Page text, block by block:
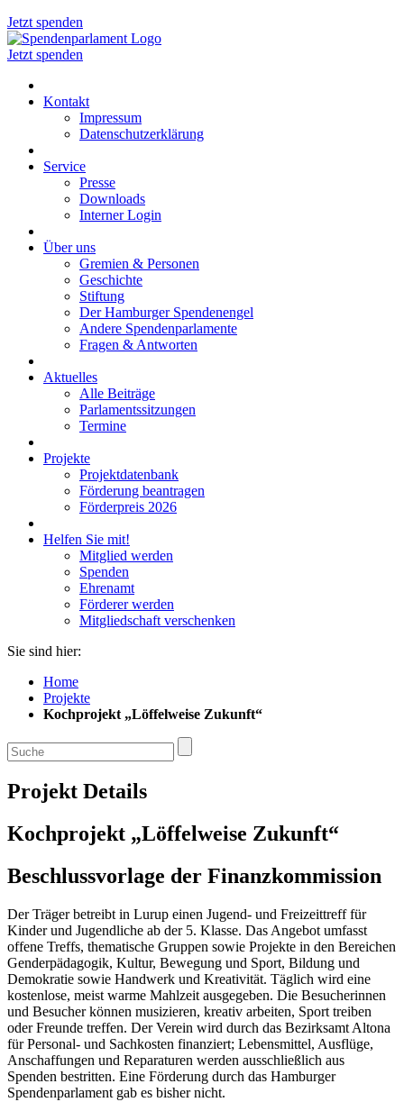
Jetzt spenden
Jetzt spenden
Kontakt
Impressum
Datenschutzerklärung
Service
Presse
Downloads
Interner Login
Über uns
Gremien & Personen
Geschichte
Stiftung
Der Hamburger Spendenengel
Andere Spendenparlamente
Fragen & Antworten
Aktuelles
Alle Beiträge
Parlamentssitzungen
Termine
Projekte
Projektdatenbank
Förderung beantragen
Förderpreis 2026
Helfen Sie mit!
Mitglied werden
Spenden
Ehrenamt
Förderer werden
Mitgliedschaft verschenken
Sie sind hier:
Home
Projekte
Kochprojekt „Löffelweise Zukunft“
Projekt Details
Kochprojekt „Löffelweise Zukunft“
Beschlussvorlage der Finanzkommission
Der Träger betreibt in Lurup einen Jugend- und Freizeittreff für
Kinder und Jugendliche ab der 5. Klasse. Das Angebot umfasst
offene Treffs, thematische Gruppen sowie Projekte in den Bereichen
Genderpädagogik, Kultur, Bewegung und Sport, Bildung und
Demokratie sowie Handwerk und Kreativität. Täglich wird eine
kostenlose, meist warme Mahlzeit ausgegeben. Die Besucherinnen
und Besucher können musizieren, kreativ arbeiten, Sport treiben
oder Freunde treffen. Der Verein wird durch das Bezirksamt Altona
für Personal- und Sachkosten finanziert; Lebensmittel, Ausflüge,
Anschaffungen und Reparaturen werden ausschließlich aus
Spenden bestritten. Eine Förderung durch das Hamburger
Spendenparlament gab es bisher nicht.